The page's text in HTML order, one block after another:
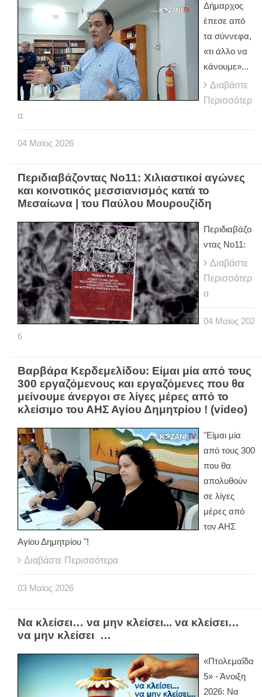
Δήμαρχος
έπεσε από
τα σύννεφα,
«τι άλλο να
κάνουμε»...
Διαβάστε
Περισσότερ
α
04 Μαϊος 2026
Περιδιαβάζοντας Νο11: Χιλιαστικοί αγώνες
και κοινοτικός μεσσιανισμός κατά το
Μεσαίωνα | του Παύλου Μουρουζίδη
Περιδιαβάζο
ντας Νο11:
Διαβάστε
Περισσότερ
α
04 Μαϊος 202
6
Βαρβάρα Κερδεμελίδου: Είμαι μία από τους
300 εργαζόμενους και εργαζόμενες που θα
μείνουμε άνεργοι σε λίγες μέρες από το
κλείσιμο του ΑΗΣ Αγίου Δημητρίου ! (video)
"Είμαι μία
από τους 300
που θα
απολυθούν
σε λίγες
μέρες από
τον ΑΗΣ
Αγίου Δημητρίου "!
Διαβάστε Περισσότερα
03 Μαϊος 2026
Να κλείσει… να μην κλείσει... να κλείσει…
να μην κλείσει …
«Πτολεμαΐδα
5» - Άνοιξη
2026: Να